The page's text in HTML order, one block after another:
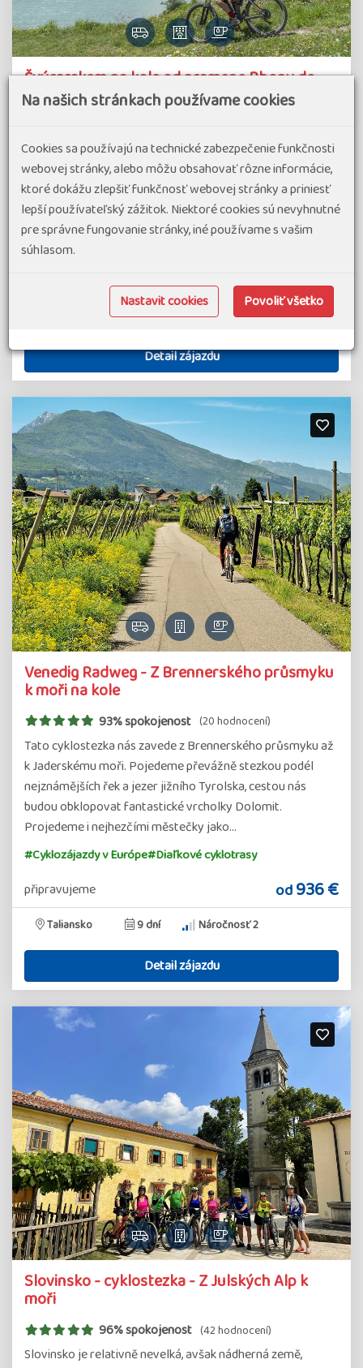
Švýcarskem na kole od pramene Rhony do
Annecy s výjezdem k Matterhornu
provede od ledovcového pramene řeky Rhôny přes srdce
švýcarských Alp až k romantickému Annecy. Čekají nás
majestátní horské scenérie, ikonické alpské vrcholy,
vinařské oblasti kantonu…
#Cyklozájazdy v Európe#Diaľkové cyklotrasy
11.07.27
9 dní Náročnosť 2
Detail zájazdu
Venedig Radweg - Z Brennerského průsmyku
k moři na kole
93% spokojenost (20 hodnocení)
Tato cyklostezka nás zavede z Brennerského průsmyku až
k Jaderskému moři. Pojedeme převážně stezkou podél
nejznámějších řek a jezer jižního Tyrolska, cestou nás
budou obklopovat fantastické vrcholky Dolomit.
Projedeme i nejhezčími městečky jako…
#Cyklozájazdy v Európe#Diaľkové cyklotrasy
připravujeme od936 €
Taliansko 9 dní Náročnosť 2
Detail zájazdu
Slovinsko - cyklostezka - Z Julských Alp k
moři
96% spokojenost (42 hodnocení)
Slovinsko je relativně nevelká, avšak nádherná země,
Na našich stránkach používame cookies
Cookies sa používajú na technické zabezpečenie funkčnosti
webovej stránky, alebo môžu obsahovať rôzne informácie,
ktoré dokážu zlepšiť funkčnosť webovej stránky a priniesť
lepší používateľský zážitok. Niektoré cookies sú nevyhnutné
pre správne fungovanie stránky, iné používame s vašim
súhlasom.
Nastavit cookies Povoliť všetko